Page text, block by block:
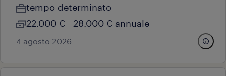
tempo determinato
22.000 € - 28.000 € annuale
4 agosto 2026